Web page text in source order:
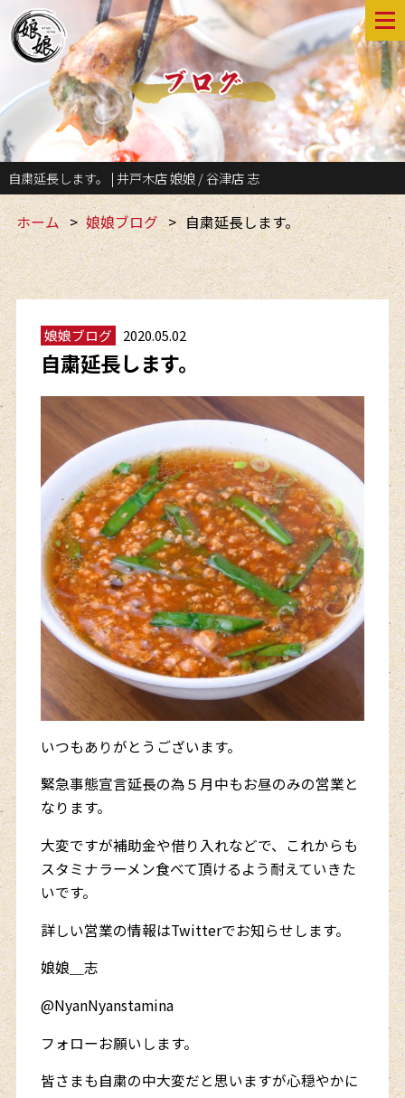
自粛延長します。 | 井戸木店 娘娘 / 谷津店 志
ホーム 娘娘ブログ 自粛延長します。
娘娘ブログ 2020.05.02
自粛延長します。
いつもありがとうございます。
緊急事態宣言延長の為５月中もお昼のみの営業と
なります。
大変ですが補助金や借り入れなどで、これからも
スタミナラーメン食べて頂けるよう耐えていきた
いです。
詳しい営業の情報はTwitterでお知らせします。
娘娘＿志
@NyanNyanstamina
フォローお願いします。
皆さまも自粛の中大変だと思いますが心穏やかに